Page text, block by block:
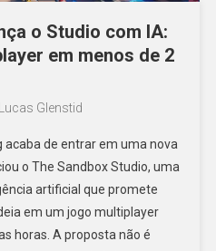
o Studio com IA:
em menos de 2
Lucas Glenstid
acaba de entrar em uma nova
o The Sandbox Studio, uma
artificial que promete
em um jogo multiplayer
horas. A proposta não é